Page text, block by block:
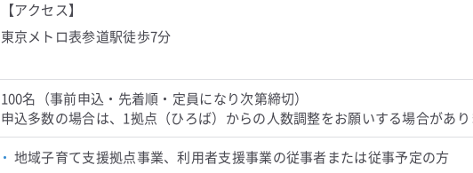
【アクセス】
東京メトロ表参道駅徒歩7分
100名（事前申込・先着順・定員になり次第締切）
申込多数の場合は、1拠点（ひろば）からの人数調整をお願いする場合があり
・ 地域子育て支援拠点事業、利用者支援事業の従事者または従事予定の方